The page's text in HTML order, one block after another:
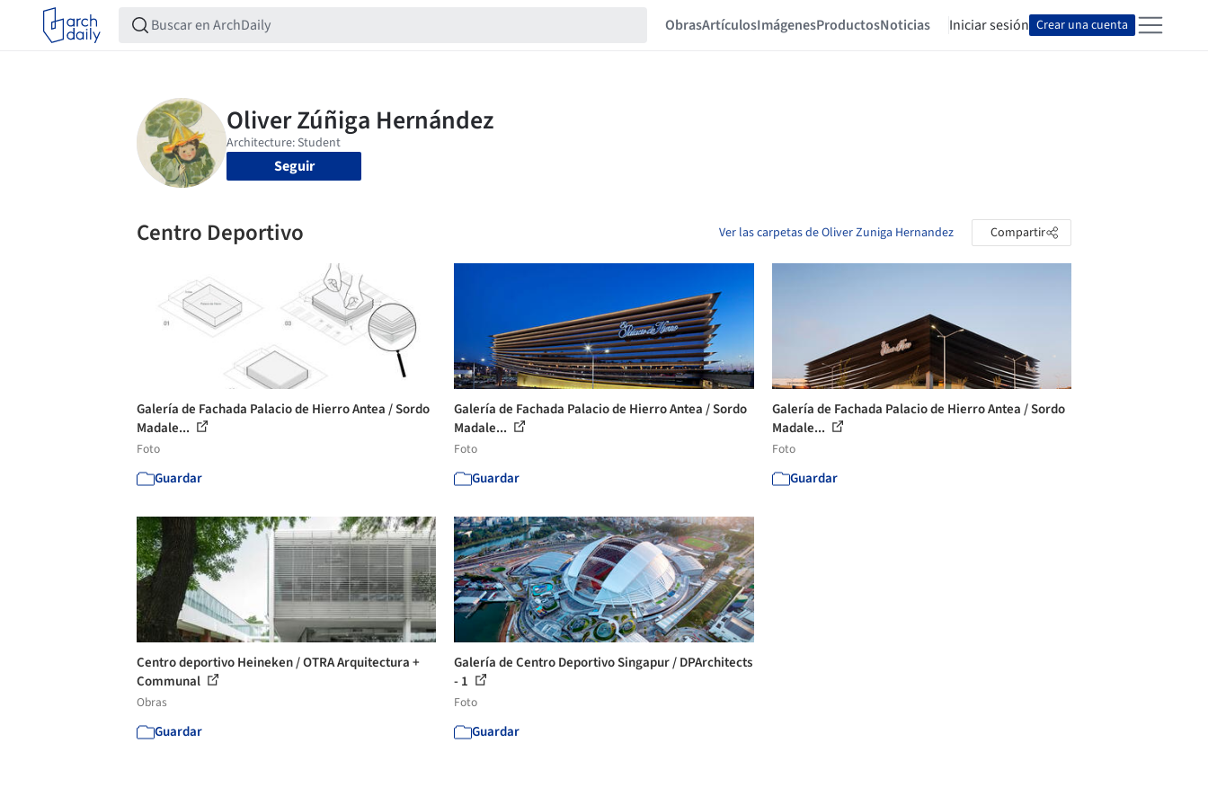
ObrasArtículosImágenesProductosNoticias Iniciar sesión Crear una cuenta
Seguir
Centro Deportivo Ver las carpetas de Oliver Zuniga Hernandez Compartir
Galería de Fachada Palacio de Hierro Antea / Sordo
Madale...
Foto
Guardar
Galería de Fachada Palacio de Hierro Antea / Sordo
Madale...
Foto
Guardar
Galería de Fachada Palacio de Hierro Antea / Sordo
Madale...
Foto
Guardar
Centro deportivo Heineken / OTRA Arquitectura +
Communal
Obras
Guardar
Galería de Centro Deportivo Singapur / DPArchitects
- 1
Foto
Guardar